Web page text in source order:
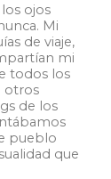
ojos
Mi
de viaje,
mi
todos los
otros
de los
pueblo
que